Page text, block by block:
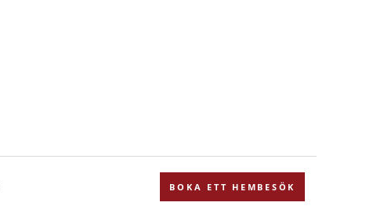
BOKA ETT HEMBESÖK